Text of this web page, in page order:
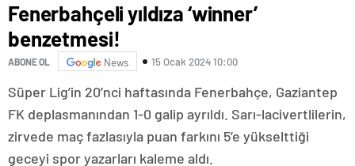
Fenerbahçeli yıldıza ‘winner’
benzetmesi!
ABONE OL News 15 Ocak 2024 10:00
Süper Lig’in 20’nci haftasında Fenerbahçe, Gaziantep
FK deplasmanından 1-0 galip ayrıldı. Sarı-lacivertlilerin,
zirvede maç fazlasıyla puan farkını 5’e yükselttiği
geceyi spor yazarları kaleme aldı.